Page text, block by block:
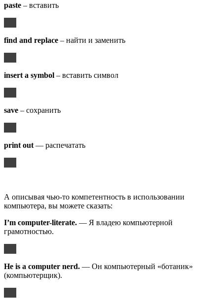
paste – вставить
find and replace – найти и заменить
insert a symbol – вставить символ
save – сохранить
print out — распечатать
А описывая чью-то компетентность в использовании
компьютера, вы можете сказать:
I’m computer-literate. — Я владею компьютерной
грамотностью.
He is a computer nerd. — Он компьютерный «ботаник»
(компьютерщик).